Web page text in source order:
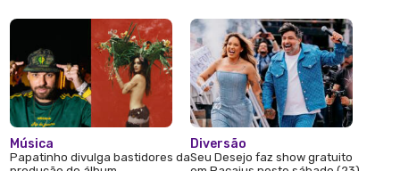
Música
Papatinho divulga bastidores da
Diversão
Seu Desejo faz show gratuito